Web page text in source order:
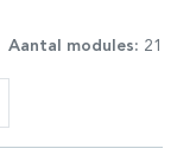
Aantal modules: 21